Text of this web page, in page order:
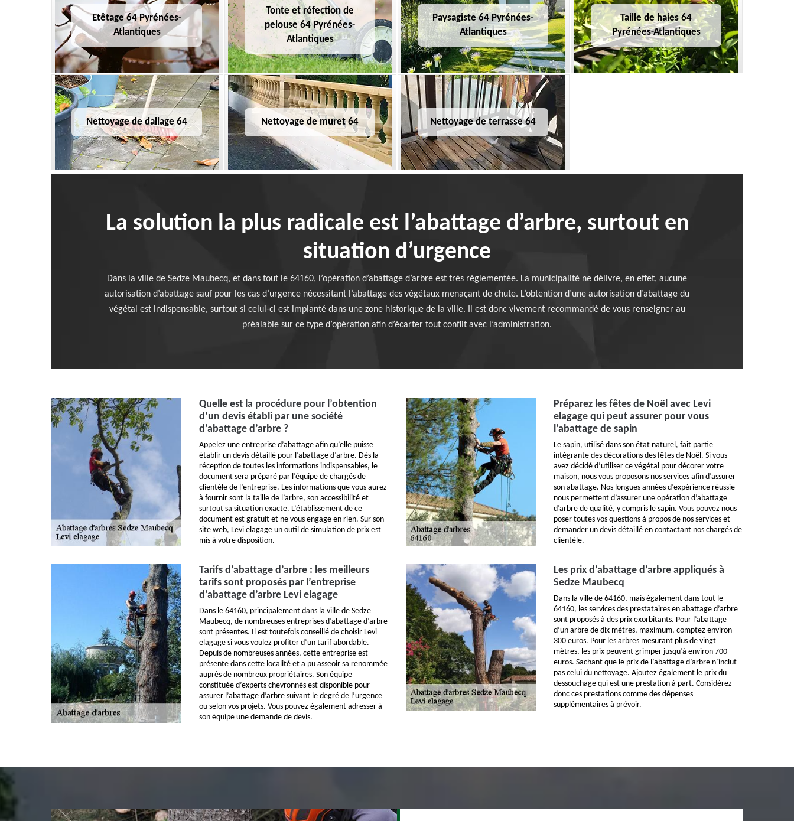
Etêtage 64 Pyrénées-
Atlantiques
Tonte et réfection de
pelouse 64 Pyrénées-
Atlantiques
Paysagiste 64 Pyrénées-
Atlantiques
Taille de haies 64
Pyrénées-Atlantiques
Nettoyage de dallage 64 Nettoyage de muret 64 Nettoyage de terrasse 64
La solution la plus radicale est l’abattage d’arbre, surtout en
situation d’urgence
Dans la ville de Sedze Maubecq, et dans tout le 64160, l’opération d’abattage d’arbre est très réglementée. La municipalité ne délivre, en effet, aucune
autorisation d’abattage sauf pour les cas d’urgence nécessitant l’abattage des végétaux menaçant de chute. L’obtention d’une autorisation d’abattage du
végétal est indispensable, surtout si celui-ci est implanté dans une zone historique de la ville. Il est donc vivement recommandé de vous renseigner au
préalable sur ce type d’opération afin d’écarter tout conflit avec l’administration.
Quelle est la procédure pour l’obtention
d’un devis établi par une société
d’abattage d’arbre ?
Appelez une entreprise d’abattage afin qu’elle puisse
établir un devis détaillé pour l’abattage d’arbre. Dès la
réception de toutes les informations indispensables, le
document sera préparé par l’équipe de chargés de
clientèle de l’entreprise. Les informations que vous aurez
à fournir sont la taille de l’arbre, son accessibilité et
surtout sa situation exacte. L’établissement de ce
document est gratuit et ne vous engage en rien. Sur son
site web, Levi elagage un outil de simulation de prix est
mis à votre disposition.
Préparez les fêtes de Noël avec Levi
elagage qui peut assurer pour vous
l’abattage de sapin
Le sapin, utilisé dans son état naturel, fait partie
intégrante des décorations des fêtes de Noël. Si vous
avez décidé d’utiliser ce végétal pour décorer votre
maison, nous vous proposons nos services afin d’assurer
son abattage. Nos longues années d’expérience réussie
nous permettent d’assurer une opération d’abattage
d’arbre de qualité, y compris le sapin. Vous pouvez nous
poser toutes vos questions à propos de nos services et
demander un devis détaillé en contactant nos chargés de
clientèle.
Tarifs d’abattage d’arbre : les meilleurs
tarifs sont proposés par l’entreprise
d’abattage d’arbre Levi elagage
Dans le 64160, principalement dans la ville de Sedze
Maubecq, de nombreuses entreprises d’abattage d’arbre
sont présentes. Il est toutefois conseillé de choisir Levi
elagage si vous voulez profiter d’un tarif abordable.
Depuis de nombreuses années, cette entreprise est
présente dans cette localité et a pu asseoir sa renommée
auprès de nombreux propriétaires. Son équipe
constituée d’experts chevronnés est disponible pour
assurer l’abattage d’arbre suivant le degré de l’urgence
ou selon vos projets. Vous pouvez également adresser à
son équipe une demande de devis.
Les prix d’abattage d’arbre appliqués à
Sedze Maubecq
Dans la ville de 64160, mais également dans tout le
64160, les services des prestataires en abattage d’arbre
sont proposés à des prix exorbitants. Pour l’abattage
d’un arbre de dix mètres, maximum, comptez environ
300 euros. Pour les arbres mesurant plus de vingt
mètres, les prix peuvent grimper jusqu’à environ 700
euros. Sachant que le prix de l’abattage d’arbre n’inclut
pas celui du nettoyage. Ajoutez également le prix du
dessouchage qui est une prestation à part. Considérez
donc ces prestations comme des dépenses
supplémentaires à prévoir.